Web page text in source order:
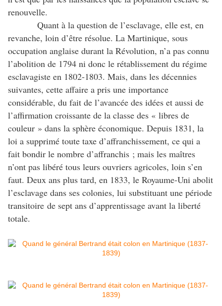
renouvelle.
Quant à la question de l’esclavage, elle est, en
revanche, loin d’être résolue. La Martinique, sous
occupation anglaise durant la Révolution, n’a pas connu
l’abolition de 1794 ni donc le rétablissement du régime
esclavagiste en 1802-1803. Mais, dans les décennies
suivantes, cette affaire a pris une importance
considérable, du fait de l’avancée des idées et aussi de
l’affirmation croissante de la classe des « libres de
couleur » dans la sphère économique. Depuis 1831, la
loi a supprimé toute taxe d’affranchissement, ce qui a
fait bondir le nombre d’affranchis ; mais les maîtres
n’ont pas libéré tous leurs ouvriers agricoles, loin s’en
faut. Deux ans plus tard, en 1833, le Royaume-Uni abolit
l’esclavage dans ses colonies, lui substituant une période
transitoire de sept ans d’apprentissage avant la liberté
totale.